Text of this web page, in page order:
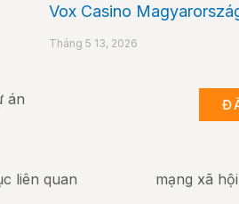
Vox Casino
Tháng 5 13, 2026
án
liên quan
mạng xã